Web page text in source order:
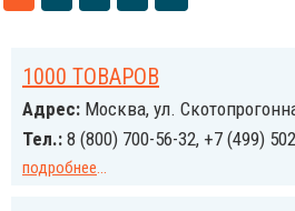
1000 ТОВАРОВ
Адрес: Москва, ул.
Тел.: 8 (800) 700-56-32, +7 (499)
подробнее...